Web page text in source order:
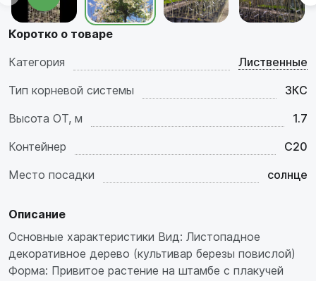
Коротко о товаре
Категория
Лиственные
Тип корневой системы
ЗКС
Высота ОТ, м
1.7
Контейнер
C20
Место посадки
солнце
Описание
Основные характеристики Вид: Листопадное
декоративное дерево (культивар березы повислой)
Форма: Привитое растение на штамбе с плакучей